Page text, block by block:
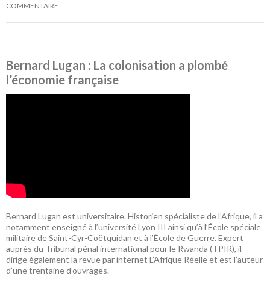
COMMENTAIRE
Bernard Lugan : La colonisation a plombé
l’économie française
Bernard Lugan est universitaire. Historien spécialiste de l’Afrique, il a
notamment enseigné à l’université Lyon III ainsi qu’à l’École spéciale
militaire de Saint-Cyr-Coëtquidan et à l’École de Guerre. Expert
auprès du Tribunal pénal international pour le Rwanda (TPIR), il
dirige également la revue par internet L’Afrique Réelle et est l’auteur
d’une trentaine d’ouvrages.